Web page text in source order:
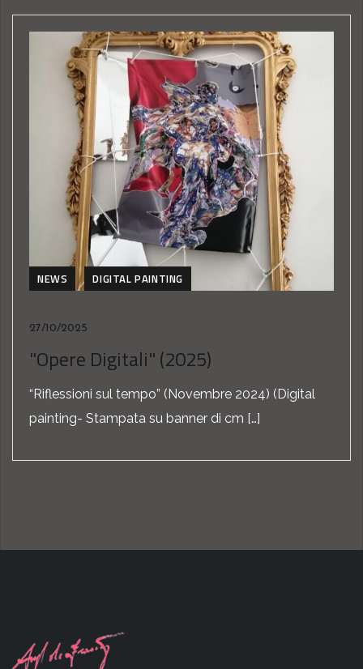
NEWS DIGITAL PAINTING
27/10/2025
"Opere Digitali" (2025)
“Riflessioni sul tempo” (Novembre 2024) (Digital
painting- Stampata su banner di cm […]